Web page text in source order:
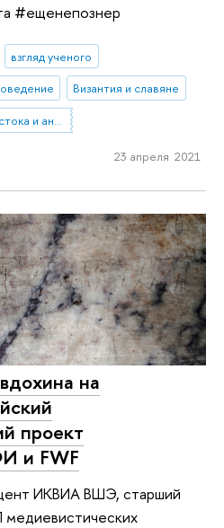
#ещенепознер
взгляд ученого
Византия и славяне
Институт классического Востока и античности
23 апреля 2021
на
проект
и FWF
ИКВИА ВШЭ, старший
медиевистических